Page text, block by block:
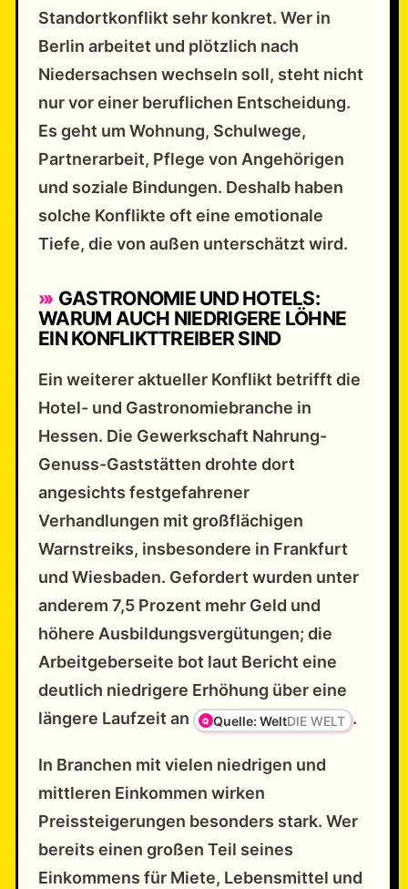
Standortkonflikt sehr konkret. Wer in
Berlin arbeitet und plötzlich nach
Niedersachsen wechseln soll, steht nicht
nur vor einer beruflichen Entscheidung.
Es geht um Wohnung, Schulwege,
Partnerarbeit, Pflege von Angehörigen
und soziale Bindungen. Deshalb haben
solche Konflikte oft eine emotionale
Tiefe, die von außen unterschätzt wird.
GASTRONOMIE UND HOTELS:
WARUM AUCH NIEDRIGERE LÖHNE
EIN KONFLIKTTREIBER SIND
Ein weiterer aktueller Konflikt betrifft die
Hotel- und Gastronomiebranche in
Hessen. Die Gewerkschaft Nahrung-
Genuss-Gaststätten drohte dort
angesichts festgefahrener
Verhandlungen mit großflächigen
Warnstreiks, insbesondere in Frankfurt
und Wiesbaden. Gefordert wurden unter
anderem 7,5 Prozent mehr Geld und
höhere Ausbildungsvergütungen; die
Arbeitgeberseite bot laut Bericht eine
deutlich niedrigere Erhöhung über eine
längere Laufzeit an
Quelle: WeltDIE WELT .
In Branchen mit vielen niedrigen und
mittleren Einkommen wirken
Preissteigerungen besonders stark. Wer
bereits einen großen Teil seines
Einkommens für Miete, Lebensmittel und